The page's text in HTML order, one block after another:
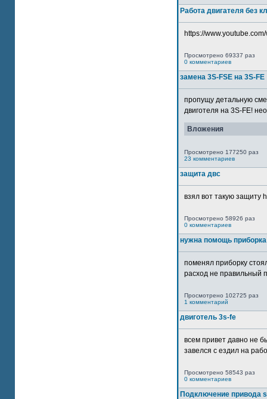
Работа двигателя без
https://
Просмотрено 69337 раз
0 комментариев
замена 3S-FSE на 3S-FE
пропущу детальную
двиготеля на 3S-FE!
Вложения
Просмотрено 177250 раз
23 комментариев
защита двс
взял вот такую защиту
Просмотрено 58926 раз
0 комментариев
нужна помощь
поменял приборку
расход не правильный
Просмотрено 102725 раз
1 комментарий
двиготель 3s-fe
всем привет давно не
завелся с ездил на
Просмотрено 58543 раз
0 комментариев
Подключение привода